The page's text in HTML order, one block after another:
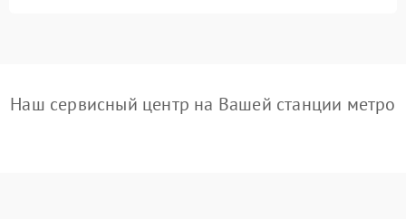
Наш сервисный центр на Вашей станции метро